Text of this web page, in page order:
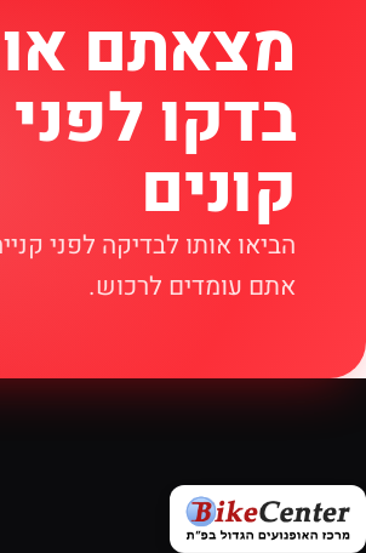
מצאתם
בדקו
קונים
הביאו אותו לבדיקה לפני
אתם עומדים לרכוש.